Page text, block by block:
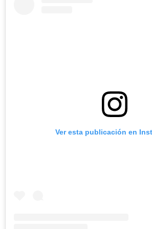
Ver esta publicación en